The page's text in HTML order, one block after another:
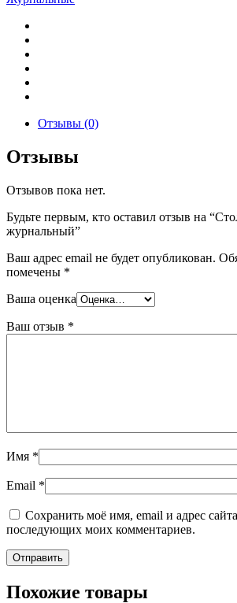
Отзывы (0)
Отзывы
Отзывов пока нет.
Будьте первым, кто оставил отзыв на
журнальный”
Ваш адрес email не будет опубликован.
помечены *
Ваша оценка
Ваш отзыв *
Имя *
Email *
Сохранить моё имя, email и адрес
последующих моих комментариев.
Похожие товары